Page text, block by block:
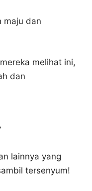
maju dan
melihat ini,
dan
lainnya yang
tersenyum!